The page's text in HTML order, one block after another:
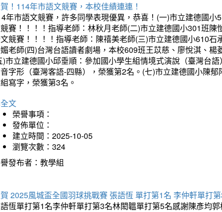
！114年市語文競賽，本校佳績連連！
年市語文競賽，許多同學表現優異，恭喜！(一)市立建德國
賽！！！！指導老師：林秋月老師(二)市立建德國小301班
競賽！！！！指導老師：陳禧美老師(三)市立建德國小610
老師(四)台灣台語讀者劇場，本校609班王苡慈、廖悅淇、
)市立建德國小邱垂順：參加國小學生組情境式演說（臺灣台
字形（臺灣客語-四縣），榮獲第2名。(七)市立建德國小陳
寫字，榮獲第3名。
文
榮譽事項：
發佈單位：
建立時間：2025-10-05
瀏覽次數：324
發布者：教學組
2025風城盃全國羽球挑戰賽 張語恆 單打第1名 李仲軒單打
恆單打第1名李仲軒單打第3名林閎韞單打第5名感謝陳彥均